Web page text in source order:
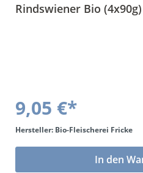
Rindswiener Bio (4x90g)
9,05 €*
Hersteller: Bio-Fleischerei Fricke
In den